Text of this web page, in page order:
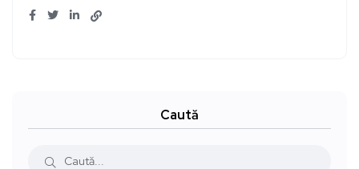
Caută